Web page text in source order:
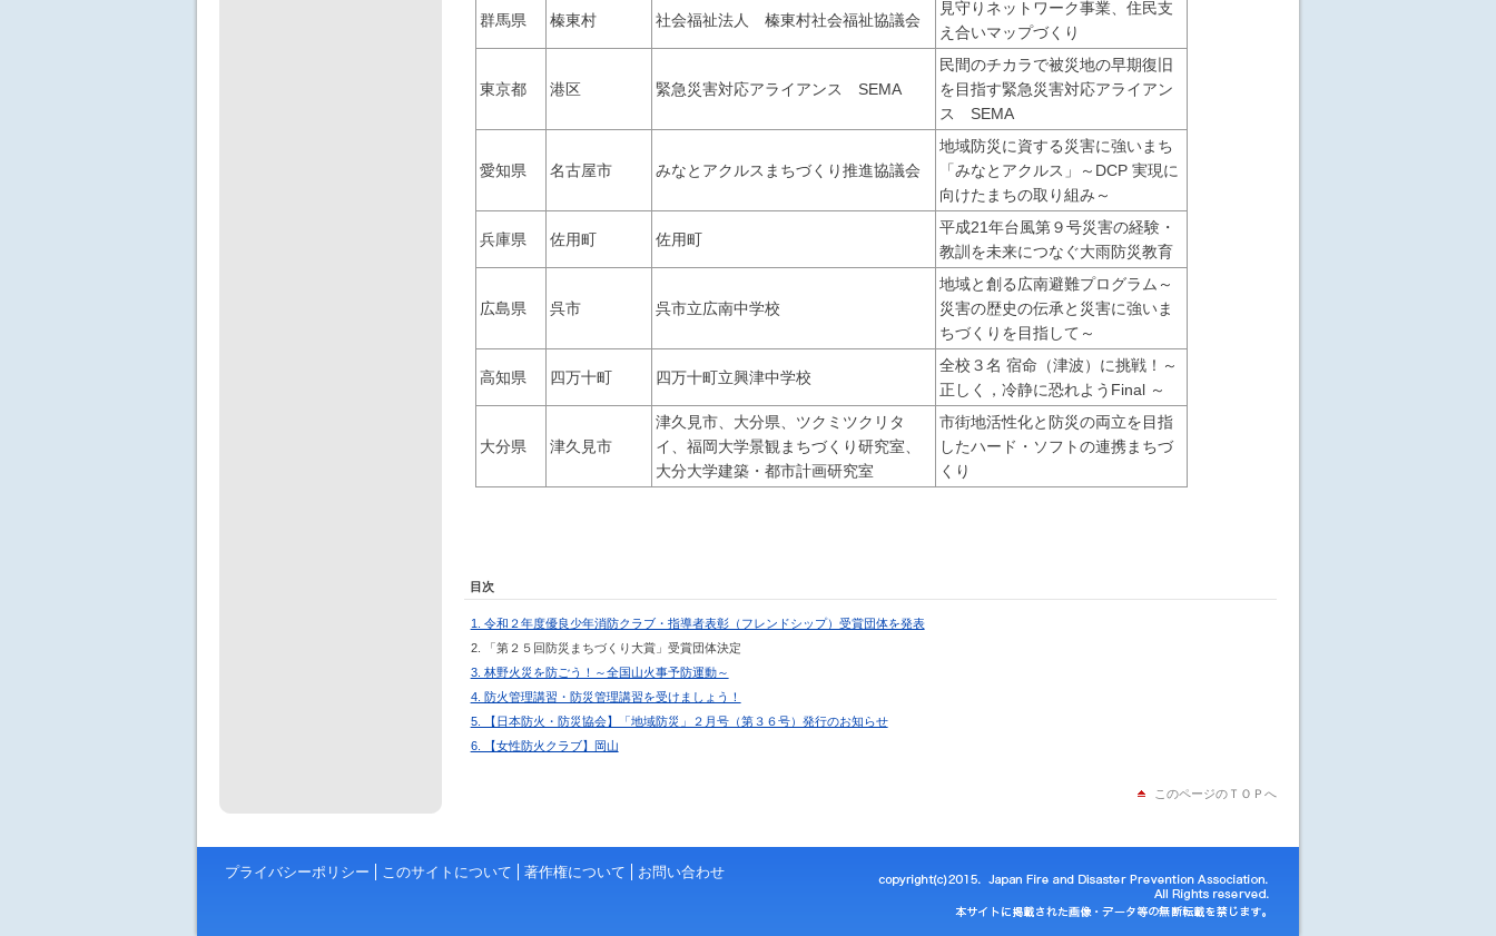
群馬県 榛東村 社会福祉法人 榛東村社会福祉協議会
見守りネットワーク事業、住民支
え合いマップづくり
東京都 港区 緊急災害対応アライアンス SEMA
民間のチカラで被災地の早期復旧
を目指す緊急災害対応アライアン
ス SEMA
愛知県 名古屋市 みなとアクルスまちづくり推進協議会
地域防災に資する災害に強いまち
「みなとアクルス」～DCP 実現に
向けたまちの取り組み～
兵庫県 佐用町 佐用町
平成21年台風第９号災害の経験・
教訓を未来につなぐ大雨防災教育
広島県 呉市 呉市立広南中学校
地域と創る広南避難プログラム～
災害の歴史の伝承と災害に強いま
ちづくりを目指して～
高知県 四万十町 四万十町立興津中学校
全校３名 宿命（津波）に挑戦！～
正しく，冷静に恐れようFinal ～
大分県 津久見市
津久見市、大分県、ツクミツクリタ
イ、福岡大学景観まちづくり研究室、
大分大学建築・都市計画研究室
市街地活性化と防災の両立を目指
したハード・ソフトの連携まちづ
くり
目次
1. 令和２年度優良少年消防クラブ・指導者表彰（フレンドシップ）受賞団体を発表
2. 「第２５回防災まちづくり大賞」受賞団体決定
3. 林野火災を防ごう！～全国山火事予防運動～
4. 防火管理講習・防災管理講習を受けましょう！
5. 【日本防火・防災協会】「地域防災」２月号（第３６号）発行のお知らせ
6. 【女性防火クラブ】岡山
このページのＴＯＰへ
プライバシーポリシー このサイトについて 著作権について お問い合わせ